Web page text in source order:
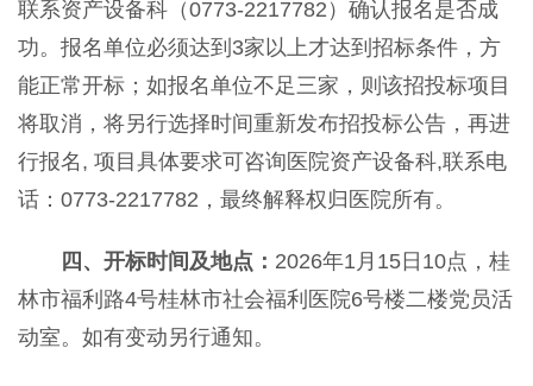
联系资产设备科（0773-2217782）确认报名是否成
功。报名单位必须达到3家以上才达到招标条件，方
能正常开标；如报名单位不足三家，则该招投标项目
将取消，将另行选择时间重新发布招投标公告，再进
行报名, 项目具体要求可咨询医院资产设备科,联系电
话：0773-2217782，最终解释权归医院所有。
四、开标时间及地点： 2026年1月15日10点，桂
林市福利路4号桂林市社会福利医院6号楼二楼党员活
动室。如有变动另行通知。